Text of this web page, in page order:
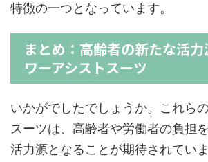
特徴の一つとなっています。
まとめ：高齢者の新たな活
ワーアシストスーツ
いかがでしたでしょうか。これら
スーツは、高齢者や労働者の負担
活力源となることが期待されてい